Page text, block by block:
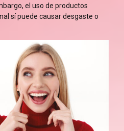
el uso de productos
sí puede causar desgaste o